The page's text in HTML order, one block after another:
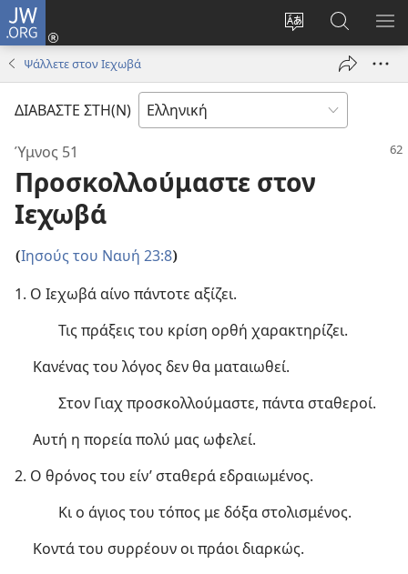
JW.ORG
Αλλαγή
γλώσσας
ιστότοπου
Σύνδεση
(ανοίγει
παράθυρο)
στο
JW.ORG
Ψάλλετε στον Ιεχωβά
ΔΙΑΒΑΣΤΕ ΣΤΗ(Ν)
Ύμνος 51
Προσκολλούμαστε στον
Ιεχωβά
(Ιησούς του Ναυή 23:8)
1. Ο Ιεχωβά αίνο πάντοτε αξίζει.
Τις πράξεις του κρίση ορθή χαρακτηρίζει.
Κανένας του λόγος δεν θα ματαιωθεί.
Στον Γιαχ προσκολλούμαστε, πάντα σταθεροί.
Αυτή η πορεία πολύ μας ωφελεί.
2. Ο θρόνος του είν’ σταθερά εδραιωμένος.
Κι ο άγιος του τόπος με δόξα στολισμένος.
Κοντά του συρρέουν οι πράοι διαρκώς.